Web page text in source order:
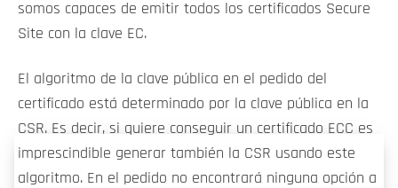
somos capaces de emitir todos los certificados Secure
Site con la clave EC.
El algoritmo de la clave pública en el pedido del
certificado está determinado por la clave pública en la
CSR. Es decir, si quiere conseguir un certificado ECC es
imprescindible generar también la CSR usando este
algoritmo. En el pedido no encontrará ninguna opción a